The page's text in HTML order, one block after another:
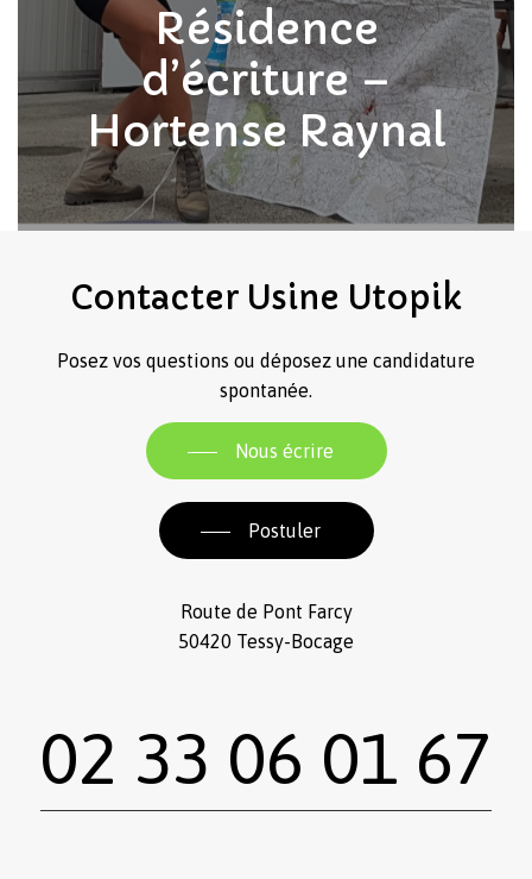
Résidence
d’écriture –
Hortense Raynal
Contacter Usine Utopik
Posez vos questions ou déposez une candidature
spontanée.
Nous écrire
Postuler
Route de Pont Farcy
50420 Tessy-Bocage
02 33 06 01 67